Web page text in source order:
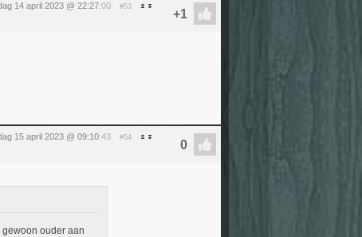
14 april 2023 @ 22:27:00 #53
15 april 2023 @ 09:10:43 #54
gewoon ouder aan